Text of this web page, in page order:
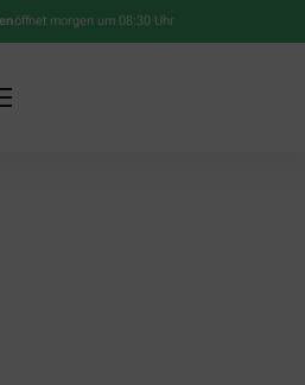
öffnet morgen um 08:30 Uhr